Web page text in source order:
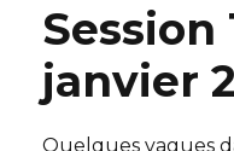
Session
janvier
Quelques vagues